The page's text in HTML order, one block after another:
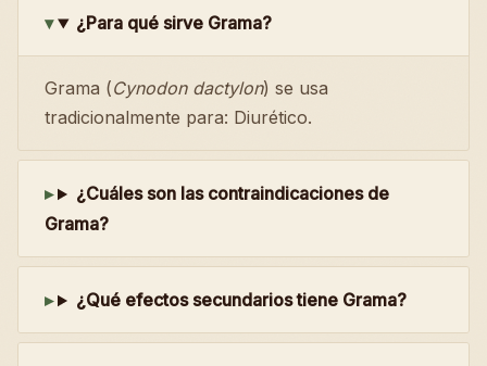
¿Para qué sirve Grama?
Grama (Cynodon dactylon) se usa
tradicionalmente para: Diurético.
¿Cuáles son las contraindicaciones de
Grama?
¿Qué efectos secundarios tiene Grama?